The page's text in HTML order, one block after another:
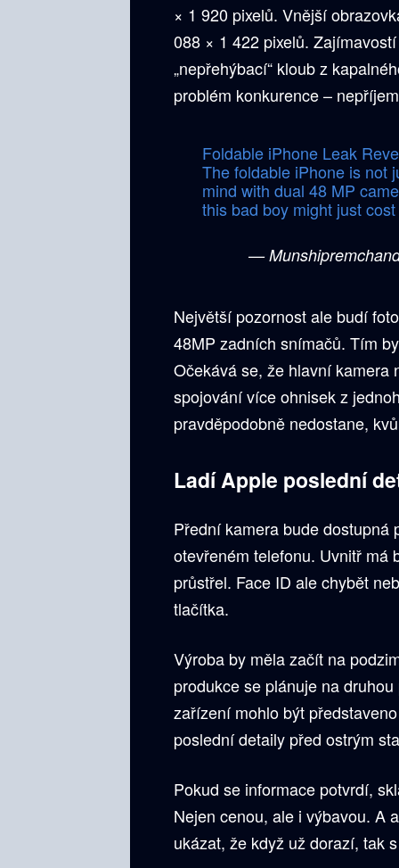
× 1 920 pixelů. Vnější
088 × 1 422 pixelů.
„nepřehýbací“ kloub z
problém konkurence –
Foldable iPhone Leak
The foldable iPhone is not
mind with dual 48 MP
this bad boy might just
—
Největší pozornost ale budí
48MP zadních snímačů. Tím
Očekává se, že hlavní kamera
spojování více ohnisek z
pravděpodobně nedostane,
Ladí Apple poslední
Přední kamera bude dostupná
otevřeném telefonu. Uvnitř má
průstřel. Face ID ale chybět
tlačítka.
Výroba by měla začít na
produkce se plánuje na
zařízení mohlo být
poslední detaily před ostrým
Pokud se informace potvrdí,
Nejen cenou, ale i výbavou. A
ukázat, že když už dorazí, tak